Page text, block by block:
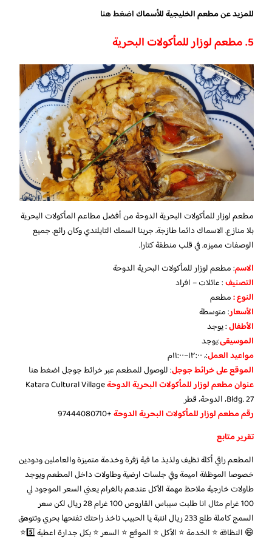
للمزيد عن مطعم الخليجية للأسماكاضغط هنا
5. مطعم لوزار للمأكولات البحرية
مطعم لوزار للمأكولات البحرية الدوحة من أفضل مطاعم المأكولات البحرية
بلا منازع. الاسماك دائما طازجة. جربنا السمك التايلندي وكان رائع. جميع
الوصفات مميزه. في قلب منطقة كتارا.
الاسم: مطعم لوزار للمأكولات البحرية الدوحة
التصنيف: عائلات – افراد
النوع :مطعم
الأسعار:متوسطة
الأطفال:يوجد
الموسيقى:يوجد
مواعيد العمل:، ١٢:٠٠–١١:٠٠م
الموقع على خرائط جوجل: للوصول للمطعم عبر خرائط جوجلاضغط هنا
عنوان مطعم لوزار للمأكولات البحرية الدوحةKatara Cultural Village
Bldg. 27، الدوحة، قطر
رقم مطعم لوزار للمأكولات البحرية الدوحة+97444080710
تقرير متابع
المطعم راقي أكلة نظيف ولذيذ ما فية زفرة وخدمة متميزة والعاملين ودودين
خصوصا الموظفة اميمة وفي جلسات ارضية وطاولات داخل المطعم ويوجد
طاولات خارجية ملاحظ مهمة الأكل عندهم بالغرام يعني السعر الموجود لي
100 غرام مثال انا طلبت سيباس القاروص 100 غرام 28 ريال لكن سعر
السمج كاملة طلع 233 ريال انتبة يا الحبيب تاخذ راحتك تفتحها بحري وتتوهق
😄 النظافة ⭐️ الخدمة ⭐️ الأكل ⭐️ الموقع ⭐️ السعر ⭐️ بكل جدارة اعطية 5️⃣⭐️